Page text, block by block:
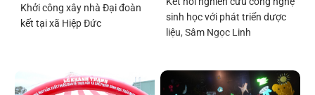
Khởi công xây nhà Đại đoàn
kết tại xã Hiệp Đức
sinh học với phát triển dược
liệu, Sâm Ngọc Linh